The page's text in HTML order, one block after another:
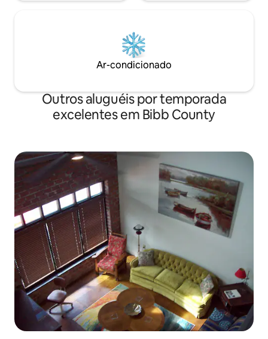
Ar-condicionado
Outros aluguéis por temporada
excelentes em Bibb County